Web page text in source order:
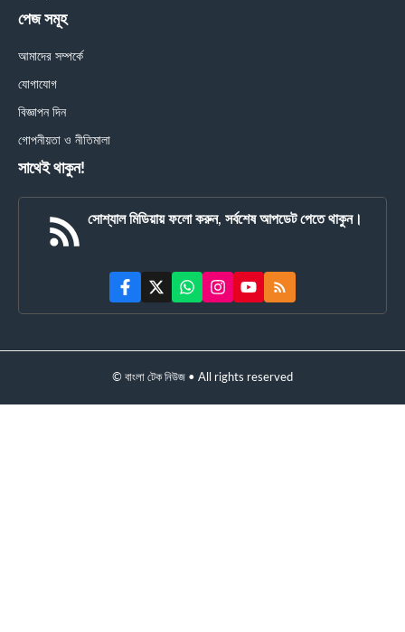
পেজ সমূহ
আমাদের সম্পর্কে
যোগাযোগ
বিজ্ঞাপন দিন
গোপনীয়তা ও নীতিমালা
সাথেই থাকুন!
সোশ্যাল মিডিয়ায় ফলো করুন, সর্বশেষ আপডেট পেতে থাকুন।
© বাংলা টেক নিউজ • All rights reserved